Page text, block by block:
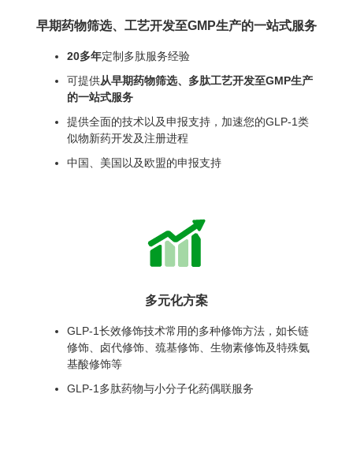
早期药物筛选、工艺开发至GMP生产的一站式服务
20多年定制多肽服务经验
可提供从早期药物筛选、多肽工艺开发至GMP生产
的一站式服务
提供全面的技术以及申报支持，加速您的GLP-1类
似物新药开发及注册进程
中国、美国以及欧盟的申报支持
多元化方案
GLP-1长效修饰技术常用的多种修饰方法，如长链
修饰、卤代修饰、巯基修饰、生物素修饰及特殊氨
基酸修饰等
GLP-1多肽药物与小分子化药偶联服务